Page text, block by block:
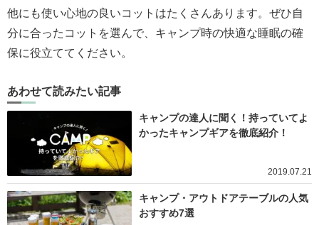
他にも使い心地の良いコットはたくさんあります。ぜひ自
分に合ったコットを選んで、キャンプ時の快適な睡眠の確
保に役立ててください。
あわせて読みたい記事
キャンプの達人に聞く！持っていてよ
かったキャンプギアを徹底紹介！
2019.07.21
キャンプ・アウトドアテーブルの人気
おすすめ7選